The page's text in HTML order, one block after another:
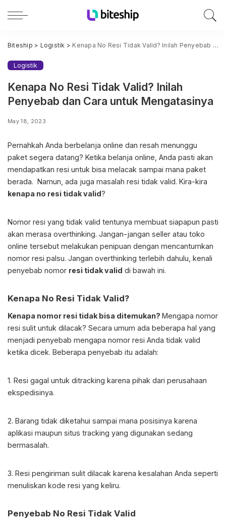
Biteship > Logistik > Kenapa No Resi Tidak Valid? Inilah Penyebab dan Cara untuk Mengatasinya
Logistik
Kenapa No Resi Tidak Valid? Inilah
Penyebab dan Cara untuk Mengatasinya
May 18, 2023
Pernahkah Anda berbelanja online dan resah menunggu
paket segera datang? Ketika belanja online, Anda pasti akan
mendapatkan resi untuk bisa melacak sampai mana paket
berada. Namun, ada juga masalah resi tidak valid. Kira-kira
kenapa no resi tidak valid?
Nomor resi yang tidak valid tentunya membuat siapapun pasti
akan merasa overthinking. Jangan-jangan seller atau toko
online tersebut melakukan penipuan dengan mencantumkan
nomor resi palsu. Jangan overthinking terlebih dahulu, kenali
penyebab nomor resi tidak valid di bawah ini.
Kenapa No Resi Tidak Valid?
Kenapa nomor resi tidak bisa ditemukan? Mengapa nomor
resi sulit untuk dilacak? Secara umum ada beberapa hal yang
menjadi penyebab mengapa nomor resi Anda tidak valid
ketika dicek. Beberapa penyebab itu adalah:
1. Resi gagal untuk ditracking karena pihak dari perusahaan
ekspedisinya.
2. Barang tidak diketahui sampai mana posisinya karena
aplikasi maupun situs tracking yang digunakan sedang
bermasalah.
3. Resi pengiriman sulit dilacak karena kesalahan Anda seperti
menuliskan kode resi yang keliru.
Penyebab No Resi Tidak Valid